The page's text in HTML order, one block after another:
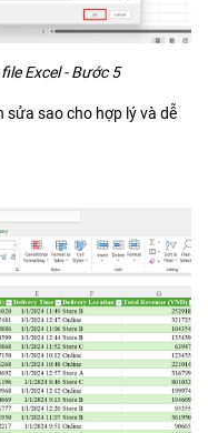
Excel - Bước 5
sửa sao cho hợp lý và dễ